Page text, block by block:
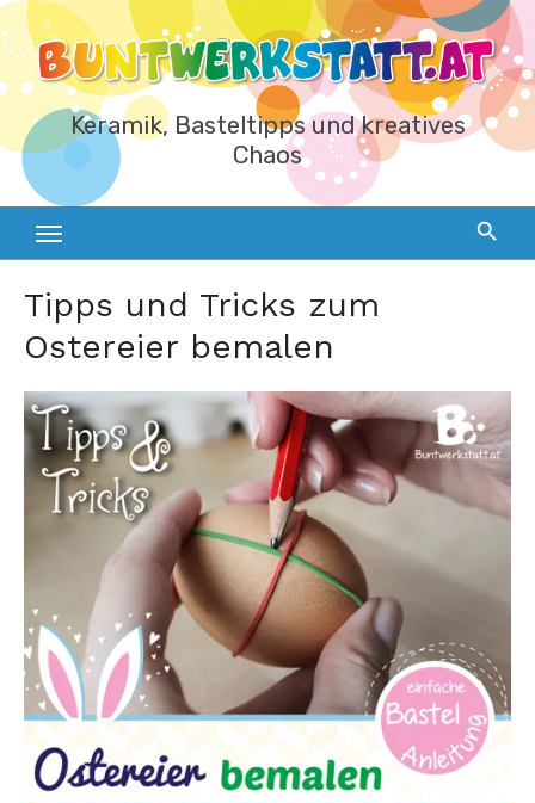
Zum
Inhalt
springen
Keramik, Basteltipps und kreatives
Chaos
Tipps und Tricks zum
Ostereier bemalen